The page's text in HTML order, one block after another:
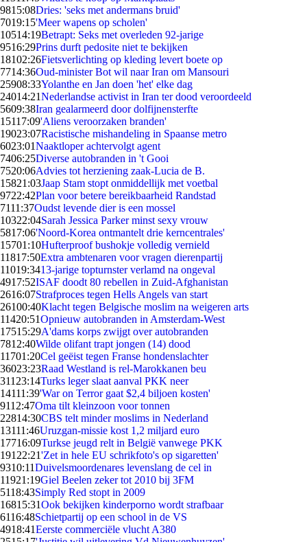
9815:08Dries: 'seks met andermans bruid'
7019:15'Meer wapens op scholen'
10514:19Betrapt: Seks met overleden 92-jarige
9516:29Prins durft pedosite niet te bekijken
18102:26Fietsverlichting op kleding levert boete op
7714:36Oud-minister Bot wil naar Iran om Mansouri
25908:33Yolanthe en Jan doen 'het' elke dag
24014:21Nederlandse activist in Iran ter dood veroordeeld
5609:38Iran gealarmeerd door dolfijnensterfte
15117:09'Aliens veroorzaken branden'
19023:07Racistische mishandeling in Spaanse metro
6023:01Naaktloper achtervolgt agent
7406:25Diverse autobranden in 't Gooi
7520:06Advies tot herziening zaak-Lucia de B.
15821:03Jaap Stam stopt onmiddellijk met voetbal
9722:42Plan voor betere bereikbaarheid Randstad
7111:37Oudst levende dier is een mossel
10322:04Sarah Jessica Parker minst sexy vrouw
5817:06'Noord-Korea ontmantelt drie kerncentrales'
15701:10Hufterproof bushokje volledig vernield
11817:50Extra ambtenaren voor vragen dierenpartij
11019:3413-jarige topturnster verlamd na ongeval
4917:52ISAF doodt 80 rebellen in Zuid-Afghanistan
2616:07Strafproces tegen Hells Angels van start
26100:40Klacht tegen Belgische moslim na weigeren arts
11420:51Opnieuw autobranden in Amsterdam-West
17515:29A'dams korps zwijgt over autobranden
7812:40Wilde olifant trapt jongen (14) dood
11701:20Cel geëist tegen Franse hondenslachter
36023:23Raad Westland is rel-Marokkanen beu
311 23:14Turks leger slaat aanval PKK neer
14111:39'War on Terror gaat $2,4 biljoen kosten'
9112:47Oma tilt kleinzoon voor tonnen
22814:30CBS telt minder moslims in Nederland
13111:46Uruzgan-missie kost 1,2 miljard euro
17716:09Turkse jeugd relt in België vanwege PKK
191 22:21'Zet in hele EU schrikfoto's op sigaretten'
9310:11Duivelsmoordenares levenslang de cel in
11921:19Giel Beelen zeker tot 2010 bij 3FM
5118:43Simply Red stopt in 2009
16815:31Ook bekijken kinderporno wordt strafbaar
6116:48Schietpartij op een school in de VS
4918:41Eerste commerciële vlucht A380